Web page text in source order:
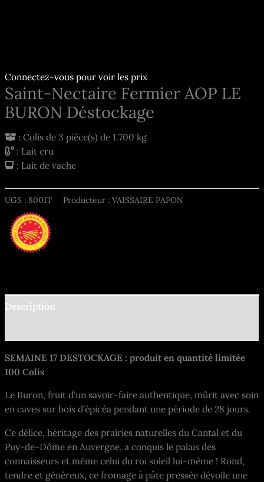
Connectez-vous pour voir les prix
Saint-Nectaire Fermier AOP LE
BURON Déstockage
: Colis de 3 pièce(s) de 1.700 kg
: Lait cru
: Lait de vache
UGS : 8001T Producteur : VAISSAIRE PAPON
Description
SEMAINE 17 DESTOCKAGE : produit en quantité limitée
100 Colis
Le Buron, fruit d’un savoir-faire authentique, mûrit avec soin
en caves sur bois d’épicéa pendant une période de 28 jours.
Ce délice, héritage des prairies naturelles du Cantal et du
Puy-de-Dôme en Auvergne, a conquis le palais des
connaisseurs et même celui du roi soleil lui-même ! Rond,
tendre et généreux, ce fromage à pâte pressée dévoile une